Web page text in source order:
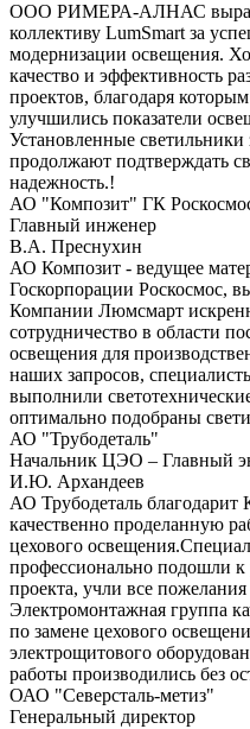
ООО РИМЕРА-АЛНАС
коллективу LumSmart за
модернизации освещения.
качество и эффективность
проектов, благодаря
улучшились показатели
Установленные светильники
продолжают подтверждать
надежность.!
АО "Композит" ГК
Главный инженер
В.А. Преснухин
АО Композит - ведущее
Госкорпорации Роскосмос,
Компании Люмсмарт
сотрудничество в области
освещения для
наших запросов,
выполнили
оптимально подобраны
АО "Трубодеталь"
Начальник ЦЭО – Главный
И.Ю. Архандеев
АО Трубодеталь
качественно проделанную
цехового
профессионально подошли к
проекта, учли все
Электромонтажная группа
по замене цехового
электрощитового
работы производились без
ОАО "Северсталь-метиз"
Генеральный директор